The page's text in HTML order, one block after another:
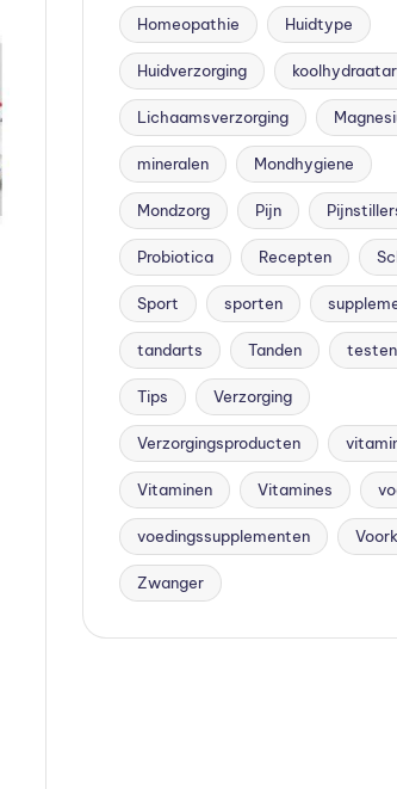
Homeopathie Huidtype
Huidverzorging
Lichaamsverzorging
mineralen Mondhygiene
Mondzorg Pijn
Probiotica Recepten
Sport sporten
tandarts Tanden testen
Tips Verzorging
Verzorgingsproducten
Vitaminen Vitamines
voedingssupplementen
Zwanger